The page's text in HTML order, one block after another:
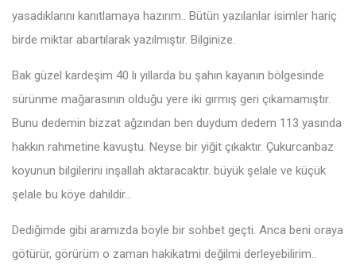
yasadıklarını kanıtlamaya hazırım.. Bütün yazılanlar isimler hariç
birde miktar abartılarak yazılmıştır. Bilginize.
Bak güzel kardeşim 40 lı yıllarda bu şahın kayanın bölgesinde
sürünme mağarasının olduğu yere iki gırmış geri çıkamamıştır.
Bunu dedemin bizzat ağzından ben duydum dedem 113 yasında
hakkın rahmetine kavuştu. Neyse bir yiğit çıkaktır. Çukurcanbaz
koyunun bilgilerini inşallah aktaracaktır. büyük şelale ve küçük
şelale bu köye dahildir…
Dediğimde gibi aramızda böyle bir sohbet geçti. Anca beni oraya
götürür, görürüm o zaman hakikatmi değilmi derleyebilirim..